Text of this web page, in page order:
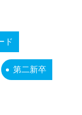
ド
第二新卒